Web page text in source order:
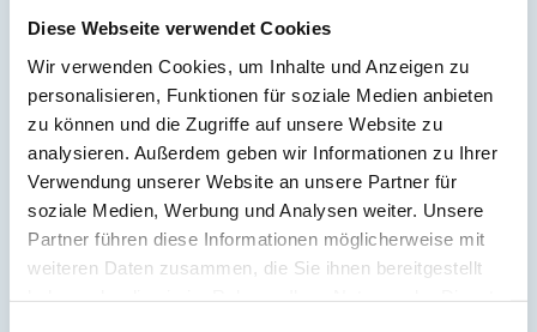
Diese Webseite verwendet Cookies
Wir verwenden Cookies, um Inhalte und Anzeigen zu
personalisieren, Funktionen für soziale Medien anbieten
zu können und die Zugriffe auf unsere Website zu
analysieren. Außerdem geben wir Informationen zu Ihrer
Verwendung unserer Website an unsere Partner für
soziale Medien, Werbung und Analysen weiter. Unsere
Partner führen diese Informationen möglicherweise mit
weiteren Daten zusammen, die Sie ihnen bereitgestellt
kann.
Durch die Wallanlagen führt ein Weg in die historische
Altstadt von Oldenburg, mit sämtlichen
Einkaufsmöglichkeiten und verschiedenen Restaurants.
Sie ist in 15 Min. zu erreichen.
weiterlesen